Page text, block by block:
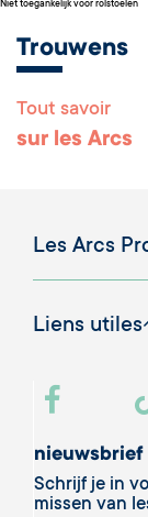
Niet toegankelijk voor rolstoelen
Trouwens
Tout savoir
sur les Arcs
Les Arcs
Liens utiles
nieuwsbrief
Schrijf je in
missen van